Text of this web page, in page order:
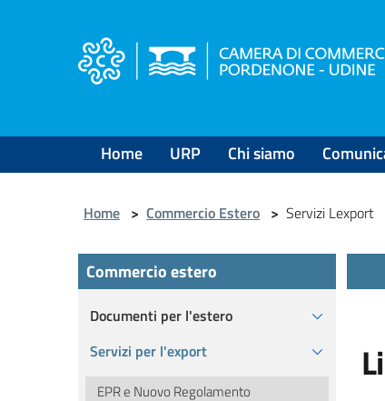
Home URP Chi siamo
Home > Commercio Estero > Servizi Lexport
Commercio estero
Documenti per l'estero
Servizi per l'export
EPR e Nuovo Regolamento